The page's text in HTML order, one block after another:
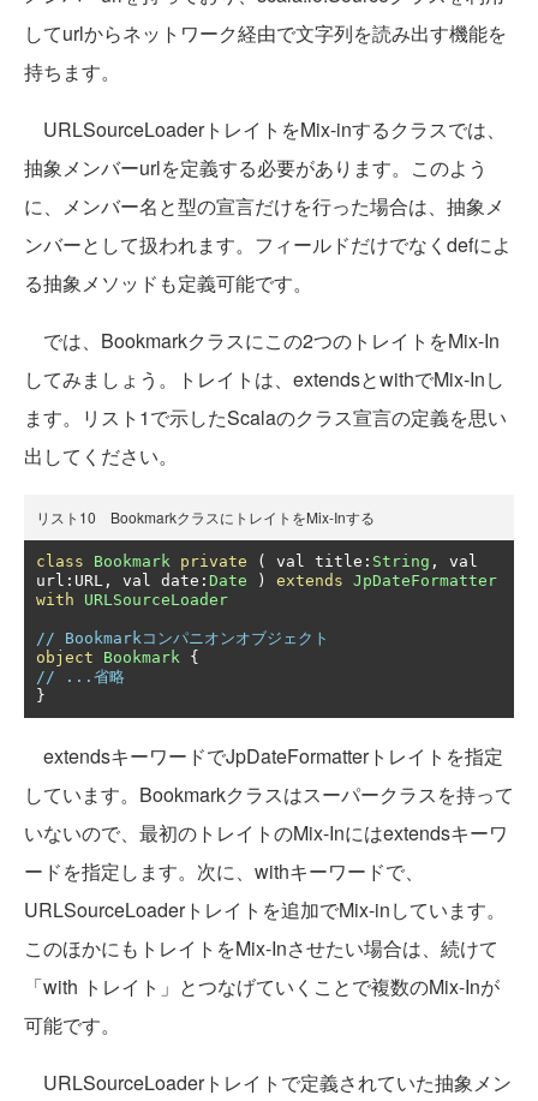
してurlからネットワーク経由で文字列を読み出す機能を
持ちます。
URLSourceLoaderトレイトをMix-inするクラスでは、
抽象メンバーurlを定義する必要があります。このよう
に、メンバー名と型の宣言だけを行った場合は、抽象メ
ンバーとして扱われます。フィールドだけでなくdefによ
る抽象メソッドも定義可能です。
では、Bookmarkクラスにこの2つのトレイトをMix-In
してみましょう。トレイトは、extendsとwithでMix-Inし
ます。リスト1で示したScalaのクラス宣言の定義を思い
出してください。
リスト10 BookmarkクラスにトレイトをMix-Inする
class Bookmark private ( val title : String ,
val
url : URL , val date : Date ) extends JpDateFormatter
with
URLSourceLoader
// Bookmarkコンパニオンオブジェクト
object
Bookmark {
// ...省略
}
extendsキーワードでJpDateFormatterトレイトを指定
しています。Bookmarkクラスはスーパークラスを持って
いないので、最初のトレイトのMix-Inにはextendsキーワ
ードを指定します。次に、withキーワードで、
URLSourceLoaderトレイトを追加でMix-inしています。
このほかにもトレイトをMix-Inさせたい場合は、続けて
「with トレイト」とつなげていくことで複数のMix-Inが
可能です。
URLSourceLoaderトレイトで定義されていた抽象メン